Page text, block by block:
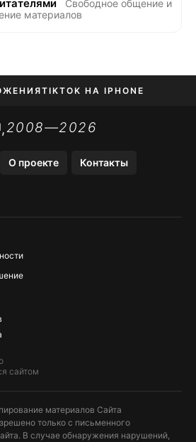
Свободное общение и
материалов
TIKTOK НА IPHONE
STORE
,2008—2026
О проекте Контакты
сайтом
материалов Сайта
только с письменного
В случае обнаружения нарушений,